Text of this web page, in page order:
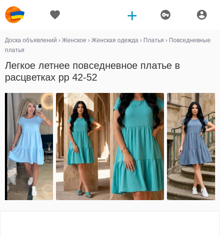
Доска объявлений › Женское › Женская одежда › Платья › Повседневные
платья
Легкое летнее повседневное платье в
расцветках рр 42-52